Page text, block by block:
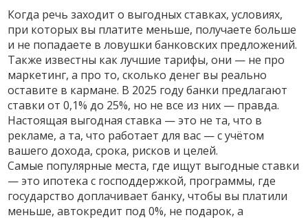
Когда речь заходит о выгодных ставках,условиях,
при которых вы платите меньше, получаете больше
и не попадаете в ловушки банковских предложений.
Также известны каклучшие тарифы, они — не про
маркетинг, а про то, сколько денег вы реально
оставите в кармане. В 2025 году банки предлагают
ставки от 0,1% до 25%, но не все из них — правда.
Настоящая выгодная ставка — это не та, что в
рекламе, а та, что работает для вас — с учётом
вашего дохода, срока, рисков и целей.
Самые популярные места, где ищут выгодные ставки
— это ипотека с господдержкой, программы, где
государство доплачивает банку, чтобы вы платили
меньше,автокредит под 0%, не подарок, а